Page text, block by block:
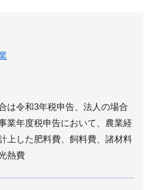
は令和3年税申告、法人の場合
業年度税申告において、農業経
上した肥料費、飼料費、諸材料
熱費